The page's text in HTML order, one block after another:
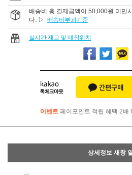
배송비 총 결제금액이 50,000원 미만
다. ▷ 배송비부과기준
실시간 재고 및 매장위치
이벤트 페이포인트 적립 혜택 2배
이벤트페이포인트 적립 혜택 2배
상세정보 새창